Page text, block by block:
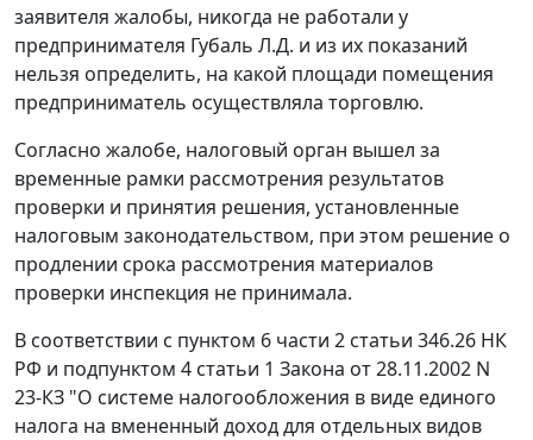
заявителя жалобы, никогда не работали у
предпринимателя Губаль Л.Д. и из их показаний
нельзя определить, на какой площади помещения
предприниматель осуществляла торговлю.
Согласно жалобе, налоговый орган вышел за
временные рамки рассмотрения результатов
проверки и принятия решения, установленные
налоговым законодательством, при этом решение о
продлении срока рассмотрения материалов
проверки инспекция не принимала.
В соответствии с пунктом 6 части 2 статьи 346.26 НК
РФ и подпунктом 4 статьи 1 Закона от 28.11.2002 N
23-КЗ "О системе налогообложения в виде единого
налога на вмененный доход для отдельных видов